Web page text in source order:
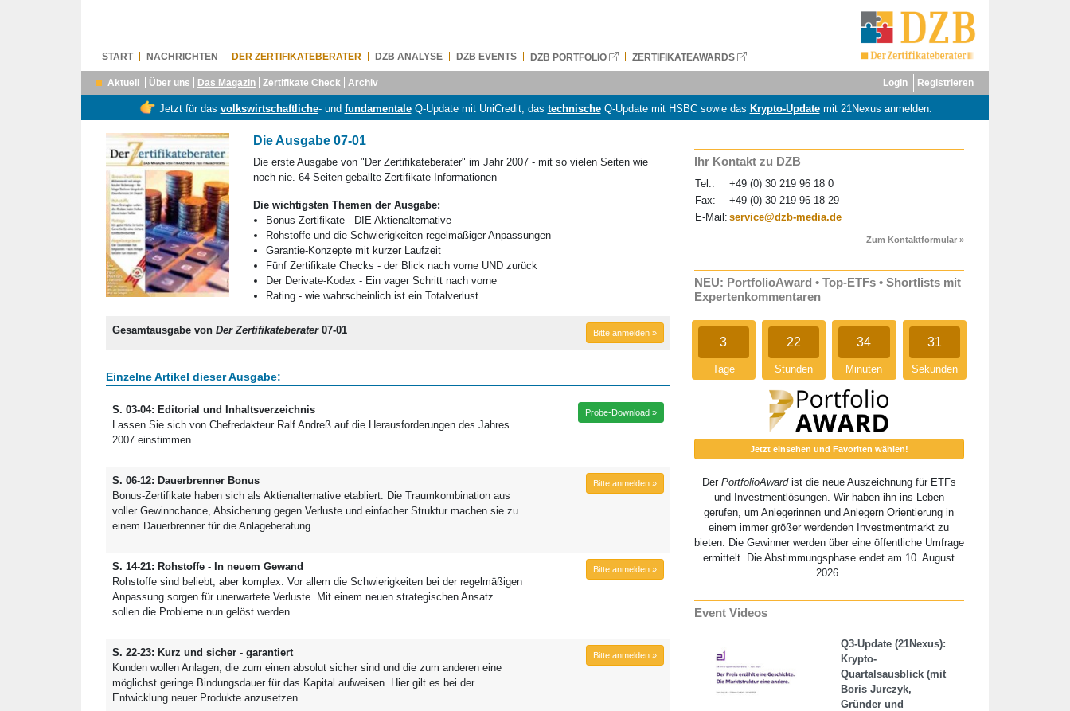
START NACHRICHTEN DER ZERTIFIKATEBERATER DZB ANALYSE DZB EVENTS DZB PORTFOLIO ZERTIFIKATEAWARDS
Aktuell Über uns Das Magazin Zertifikate Check Archiv Login Registrieren
Jetzt für das volkswirtschaftliche- und fundamentaleQ-Update mit UniCredit, das technischeQ-Update mit HSBC sowie das Krypto-Updatemit 21Nexus anmelden.
Die Ausgabe 07-01
Die erste Ausgabe von "Der Zertifikateberater" im Jahr 2007 - mit so vielen Seiten wie
noch nie. 64 Seiten geballte Zertifikate-Informationen
Die wichtigsten Themen der Ausgabe:
Bonus-Zertifikate - DIE Aktienalternative
Rohstoffe und die Schwierigkeiten regelmäßiger Anpassungen
Garantie-Konzepte mit kurzer Laufzeit
Fünf Zertifikate Checks - der Blick nach vorne UND zurück
Der Derivate-Kodex - Ein vager Schritt nach vorne
Rating - wie wahrscheinlich ist ein Totalverlust
Gesamtausgabe von Der Zertifikateberater07-01 Bitte anmelden »
Einzelne Artikel dieser Ausgabe:
S. 03-04: Editorial und Inhaltsverzeichnis
Lassen Sie sich von Chefredakteur Ralf Andreß auf die Herausforderungen des Jahres
2007 einstimmen.
Probe-Download »
S. 06-12: Dauerbrenner Bonus
Bonus-Zertifikate haben sich als Aktienalternative etabliert. Die Traumkombination aus
voller Gewinnchance, Absicherung gegen Verluste und einfacher Struktur machen sie zu
einem Dauerbrenner für die Anlageberatung.
Bitte anmelden »
S. 14-21: Rohstoffe - In neuem Gewand
Rohstoffe sind beliebt, aber komplex. Vor allem die Schwierigkeiten bei der regelmäßigen
Anpassung sorgen für unerwartete Verluste. Mit einem neuen strategischen Ansatz
sollen die Probleme nun gelöst werden.
Bitte anmelden »
S. 22-23: Kurz und sicher - garantiert
Kunden wollen Anlagen, die zum einen absolut sicher sind und die zum anderen eine
möglichst geringe Bindungsdauer für das Kapital aufweisen. Hier gilt es bei der
Entwicklung neuer Produkte anzusetzen.
Bitte anmelden »
Ihr Kontakt zu DZB
Tel.:
+49 (0) 30 219 96 18 0
Fax:
+49 (0) 30 219 96 18 29
E-Mail: service@dzb-media.de
Zum Kontaktformular »
NEU: PortfolioAward • Top-ETFs • Shortlists mit
Expertenkommentaren
3
Tage
22
Stunden
34
Minuten
31
Sekunden
Jetzt einsehen und Favoriten wählen!
Der PortfolioAwardist die neue Auszeichnung für ETFs
und Investmentlösungen. Wir haben ihn ins Leben
gerufen, um Anlegerinnen und Anlegern Orientierung in
einem immer größer werdenden Investmentmarkt zu
bieten. Die Gewinner werden über eine öffentliche Umfrage
ermittelt. Die Abstimmungsphase endet am 10. August
2026.
Event Videos
Q3-Update (21Nexus):
Krypto-
Quartalsausblick (mit
Boris Jurczyk,
Gründer und